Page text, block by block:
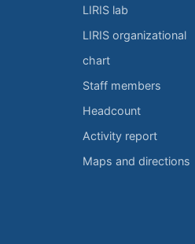
LIRIS lab
LIRIS organizational
chart
Staff members
Headcount
Activity report
Maps and directions